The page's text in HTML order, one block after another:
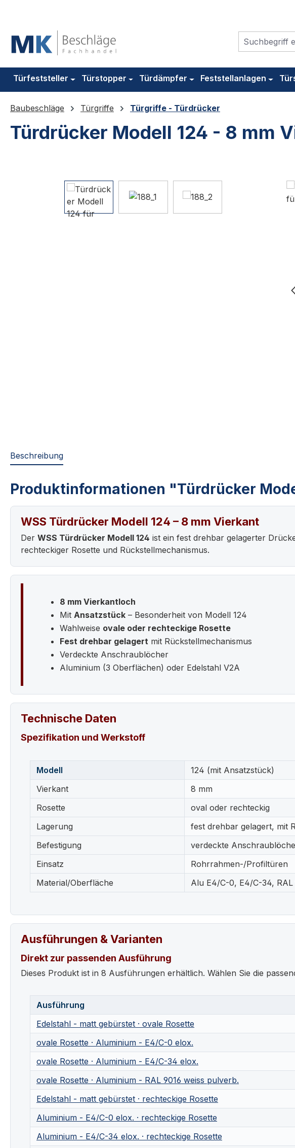
Türfeststeller Türstopper Türdämpfer Feststellanlagen
Baubeschläge Türgriffe Türgriffe - Türdrücker
Türdrücker Modell 124 - 8 mm
Beschreibung
Produktinformationen "Türdrücker
WSS Türdrücker Modell 124 – 8 mm Vierkant
Der WSS Türdrücker Modell 124 ist ein fest drehbar gelagerter
rechteckiger Rosette und Rückstellmechanismus.
8 mm Vierkantloch
Mit Ansatzstück – Besonderheit von Modell 124
Wahlweise ovale oder rechteckige Rosette
Fest drehbar gelagert mit Rückstellmechanismus
Verdeckte Anschraublöcher
Aluminium (3 Oberflächen) oder Edelstahl V2A
Technische Daten
Spezifikation und Werkstoff
Modell
124 (mit Ansatzstück)
Vierkant
8 mm
Rosette
oval oder rechteckig
Lagerung
fest drehbar gelagert, mit
Befestigung
verdeckte
Einsatz
Rohrrahmen-/Profiltüren
Material/Oberfläche
Alu E4/C-0, E4/C-34,
Ausführungen & Varianten
Direkt zur passenden Ausführung
Dieses Produkt ist in 8 Ausführungen erhältlich. Wählen Sie die
Ausführung
Edelstahl - matt gebürstet · ovale Rosette
ovale Rosette · Aluminium - E4/C-0 elox.
ovale Rosette · Aluminium - E4/C-34 elox.
ovale Rosette · Aluminium - RAL 9016 weiss pulverb.
Edelstahl - matt gebürstet · rechteckige Rosette
Aluminium - E4/C-0 elox. · rechteckige Rosette
Aluminium - E4/C-34 elox. · rechteckige Rosette